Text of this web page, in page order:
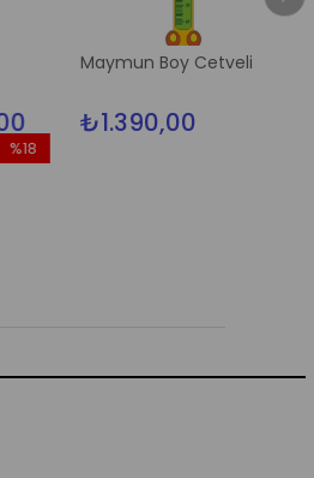
%18
Maymun Boy Cetveli
₺1.390,00